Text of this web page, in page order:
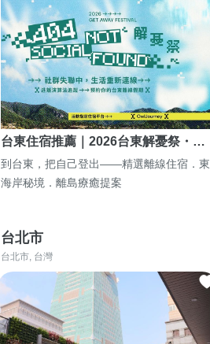
台東住宿推薦｜2026台東解憂祭・…
到台東，把自己登出——精選離線住宿．東
海岸秘境．離島療癒提案
台北市
台北市, 台灣